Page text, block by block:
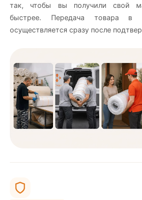
так, чтобы вы получили свой
быстрее. Передача товара в
осуществляется сразу после